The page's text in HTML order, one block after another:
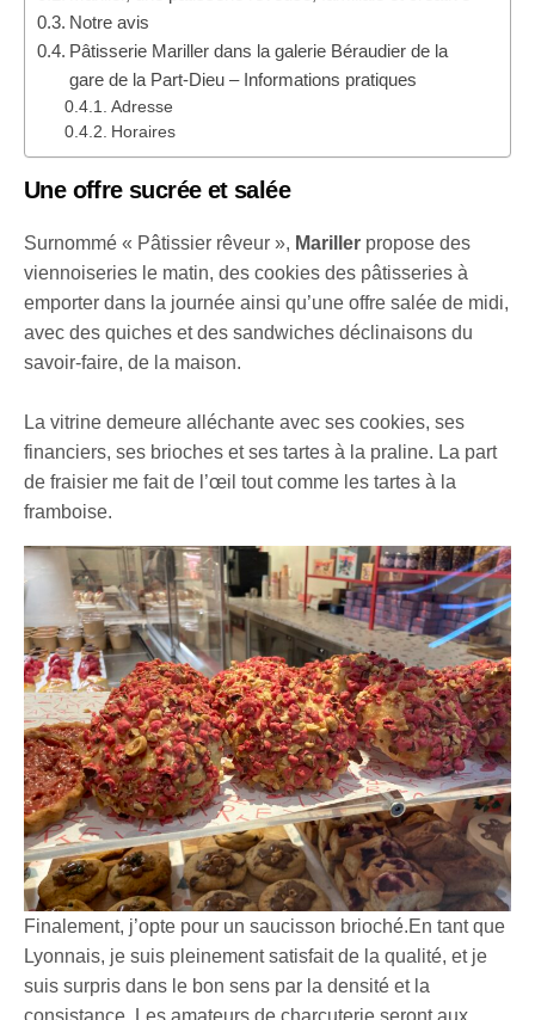
Notre avis
Pâtisserie Mariller dans la galerie Béraudier de la
gare de la Part-Dieu – Informations pratiques
Adresse
Horaires
Une offre sucrée et salée
Surnommé « Pâtissier rêveur », Mariller propose des
viennoiseries le matin, des cookies des pâtisseries à
emporter dans la journée ainsi qu’une offre salée de midi,
avec des quiches et des sandwiches déclinaisons du
savoir-faire, de la maison.
La vitrine demeure alléchante avec ses cookies, ses
financiers, ses brioches et ses tartes à la praline. La part
de fraisier me fait de l’œil tout comme les tartes à la
framboise.
Finalement, j’opte pour un saucisson brioché.En tant que
Lyonnais, je suis pleinement satisfait de la qualité, et je
suis surpris dans le bon sens par la densité et la
consistance. Les amateurs de charcuterie seront aux